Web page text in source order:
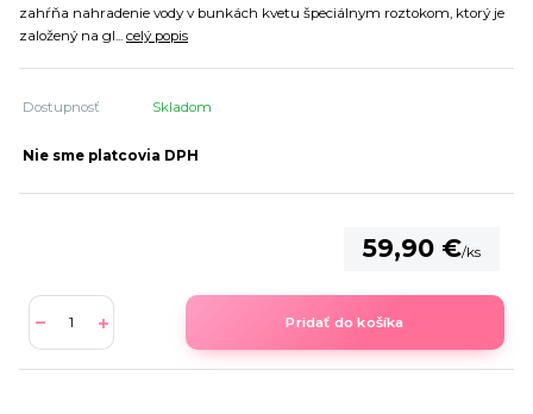
zahŕňa nahradenie vody v bunkách kvetu špeciálnym roztokom, ktorý je
založený na gl... celý popis
Dostupnosť Skladom
Nie sme platcovia DPH
59,90 €/ks
Pridať do košíka